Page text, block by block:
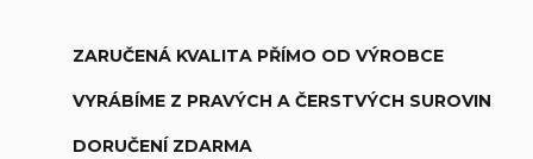
ZARUČENÁ KVALITA PŘÍMO OD VÝROBCE
VYRÁBÍME Z PRAVÝCH A ČERSTVÝCH SUROVIN
DORUČENÍ ZDARMA